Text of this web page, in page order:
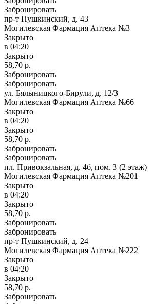
Забронировать
пр-т Пушкинский, д. 43
Могилевская Фармация Аптека №3
Закрыто
в 04:20
Закрыто
58,70 р.
Забронировать
Забронировать
ул. Бялыницкого-Бирули, д. 12/3
Могилевская Фармация Аптека №66
Закрыто
в 04:20
Закрыто
58,70 р.
Забронировать
Забронировать
пл. Привокзальная, д. 4б, пом. 3 (2 этаж)
Могилевская Фармация Аптека №201
Закрыто
в 04:20
Закрыто
58,70 р.
Забронировать
Забронировать
пр-т Пушкинский, д. 24
Могилевская Фармация Аптека №222
Закрыто
в 04:20
Закрыто
58,70 р.
Забронировать